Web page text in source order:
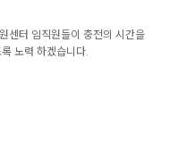
센터 임직원들이 충전의 시간을
노력 하겠습니다.